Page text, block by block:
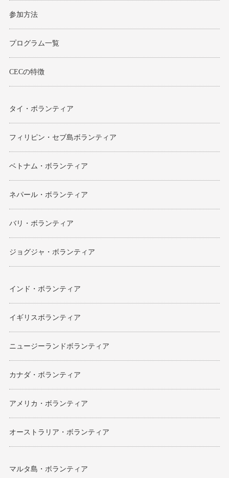
参加方法
プログラム一覧
CECの特徴
タイ・ボランティア
フィリピン・セブ島ボランティア
ベトナム・ボランティア
ネパール・ボランティア
バリ・ボランティア
ジョグジャ・ボランティア
インド・ボランティア
イギリスボランティア
ニュージーランドボランティア
カナダ・ボランティア
アメリカ・ボランティア
オーストラリア・ボランティア
マルタ島・ボランティア